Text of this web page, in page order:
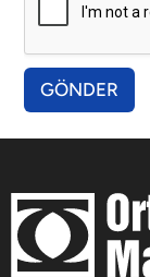
GÖNDER